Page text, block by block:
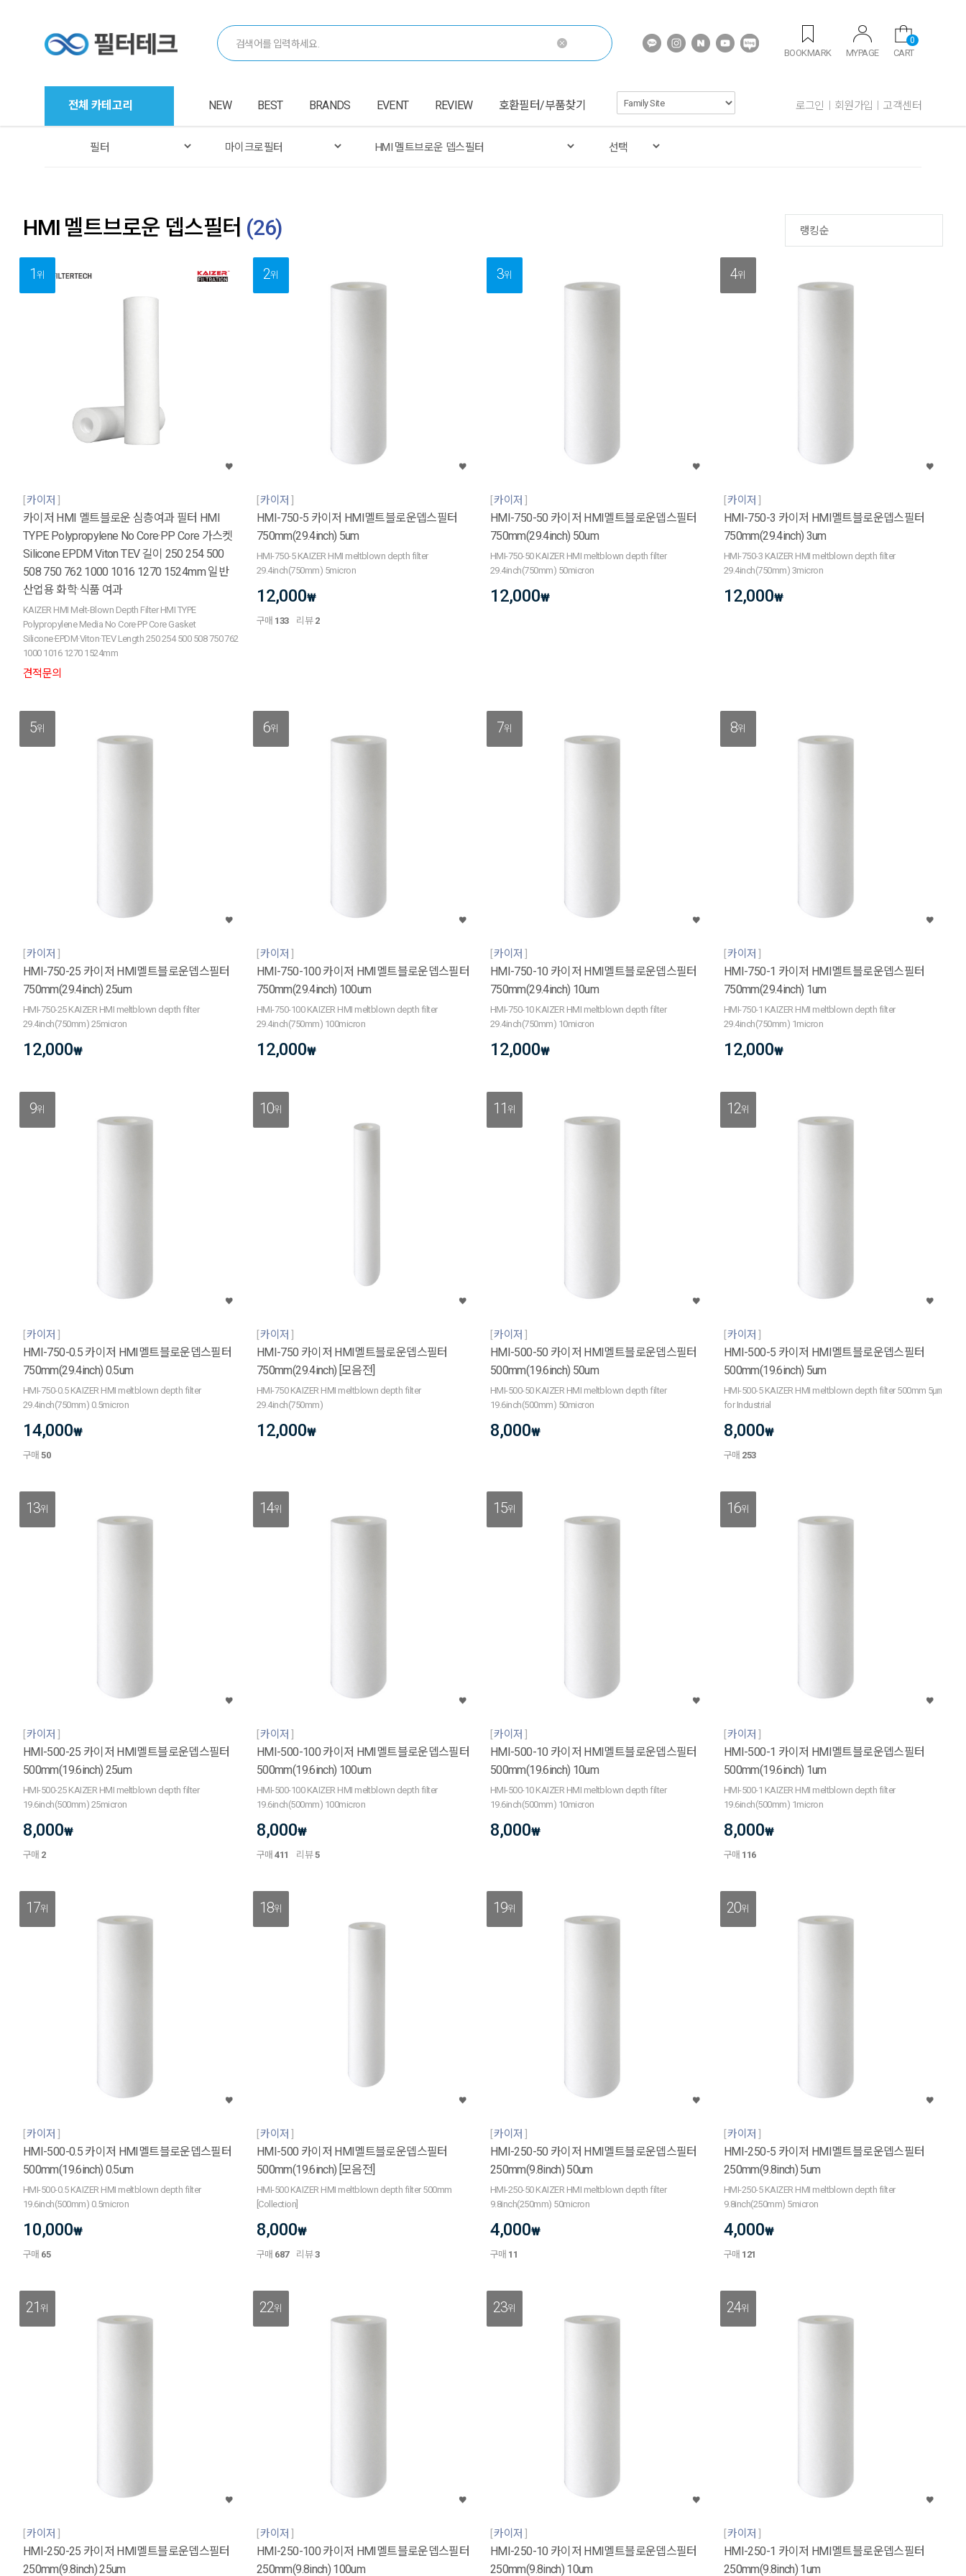
BOOKMARK MYPAGE CART
0
전체 카테고리 NEW BEST BRANDS EVENT REVIEW 호환필터/부품찾기 로그인 회원가입 고객센터
HMI 멜트브로운 뎁스필터 (26) 랭킹순
1위
카이저
카이저 HMI 멜트블로운 심층여과 필터 HMI
TYPE Polypropylene No Core·PP Core 가스켓
Silicone EPDM Viton TEV 길이 250 254 500
508 750 762 1000 1016 1270 1524mm 일반
산업용 화학·식품 여과
KAIZER HMI Melt-Blown Depth Filter HMI TYPE
Polypropylene Media No Core·PP Core Gasket
Silicone·EPDM·Viton·TEV Length 250 254 500 508 750 762
1000 1016 1270 1524mm
견적문의
2위
카이저
HMI-750-5 카이저 HMI멜트블로운뎁스필터
750mm(29.4inch) 5um
HMI-750-5 KAIZER HMI meltblown depth filter
29.4inch(750mm) 5micron
12,000₩
구매 133 리뷰 2
3위
카이저
HMI-750-50 카이저 HMI멜트블로운뎁스필터
750mm(29.4inch) 50um
HMI-750-50 KAIZER HMI meltblown depth filter
29.4inch(750mm) 50micron
12,000₩
4위
카이저
HMI-750-3 카이저 HMI멜트블로운뎁스필터
750mm(29.4inch) 3um
HMI-750-3 KAIZER HMI meltblown depth filter
29.4inch(750mm) 3micron
12,000₩
5위
카이저
HMI-750-25 카이저 HMI멜트블로운뎁스필터
750mm(29.4inch) 25um
HMI-750-25 KAIZER HMI meltblown depth filter
29.4inch(750mm) 25micron
12,000₩
6위
카이저
HMI-750-100 카이저 HMI멜트블로운뎁스필터
750mm(29.4inch) 100um
HMI-750-100 KAIZER HMI meltblown depth filter
29.4inch(750mm) 100micron
12,000₩
7위
카이저
HMI-750-10 카이저 HMI멜트블로운뎁스필터
750mm(29.4inch) 10um
HMI-750-10 KAIZER HMI meltblown depth filter
29.4inch(750mm) 10micron
12,000₩
8위
카이저
HMI-750-1 카이저 HMI멜트블로운뎁스필터
750mm(29.4inch) 1um
HMI-750-1 KAIZER HMI meltblown depth filter
29.4inch(750mm) 1micron
12,000₩
9위
카이저
HMI-750-0.5 카이저 HMI멜트블로운뎁스필터
750mm(29.4inch) 0.5um
HMI-750-0.5 KAIZER HMI meltblown depth filter
29.4inch(750mm) 0.5micron
14,000₩
구매50
10위
카이저
HMI-750 카이저 HMI멜트블로운뎁스필터
750mm(29.4inch) [모음전]
HMI-750 KAIZER HMI meltblown depth filter
29.4inch(750mm)
12,000₩
11위
카이저
HMI-500-50 카이저 HMI멜트블로운뎁스필터
500mm(19.6inch) 50um
HMI-500-50 KAIZER HMI meltblown depth filter
19.6inch(500mm) 50micron
8,000₩
12위
카이저
HMI-500-5 카이저 HMI멜트블로운뎁스필터
500mm(19.6inch) 5um
HMI-500-5 KAIZER HMI meltblown depth filter 500mm 5㎛
for Industrial
8,000₩
구매 253
13위
카이저
HMI-500-25 카이저 HMI멜트블로운뎁스필터
500mm(19.6inch) 25um
HMI-500-25 KAIZER HMI meltblown depth filter
19.6inch(500mm) 25micron
8,000₩
구매 2
14위
카이저
HMI-500-100 카이저 HMI멜트블로운뎁스필터
500mm(19.6inch) 100um
HMI-500-100 KAIZER HMI meltblown depth filter
19.6inch(500mm) 100micron
8,000₩
구매411 리뷰5
15위
카이저
HMI-500-10 카이저 HMI멜트블로운뎁스필터
500mm(19.6inch) 10um
HMI-500-10 KAIZER HMI meltblown depth filter
19.6inch(500mm) 10micron
8,000₩
16위
카이저
HMI-500-1 카이저 HMI멜트블로운뎁스필터
500mm(19.6inch) 1um
HMI-500-1 KAIZER HMI meltblown depth filter
19.6inch(500mm) 1micron
8,000₩
구매 116
17위
카이저
HMI-500-0.5 카이저 HMI멜트블로운뎁스필터
500mm(19.6inch) 0.5um
HMI-500-0.5 KAIZER HMI meltblown depth filter
19.6inch(500mm) 0.5micron
10,000₩
구매 65
18위
카이저
HMI-500 카이저 HMI멜트블로운뎁스필터
500mm(19.6inch) [모음전]
HMI-500 KAIZER HMI meltblown depth filter 500mm
[Collection]
8,000₩
구매 687 리뷰3
19위
카이저
HMI-250-50 카이저 HMI멜트블로운뎁스필터
250mm(9.8inch) 50um
HMI-250-50 KAIZER HMI meltblown depth filter
9.8inch(250mm) 50micron
4,000₩
구매 11
20위
카이저
HMI-250-5 카이저 HMI멜트블로운뎁스필터
250mm(9.8inch) 5um
HMI-250-5 KAIZER HMI meltblown depth filter
9.8inch(250mm) 5micron
4,000₩
구매 121
21위
카이저
HMI-250-25 카이저 HMI멜트블로운뎁스필터
250mm(9.8inch) 25um
22위
카이저
HMI-250-100 카이저 HMI멜트블로운뎁스필터
250mm(9.8inch) 100um
23위
카이저
HMI-250-10 카이저 HMI멜트블로운뎁스필터
250mm(9.8inch) 10um
24위
카이저
HMI-250-1 카이저 HMI멜트블로운뎁스필터
250mm(9.8inch) 1um